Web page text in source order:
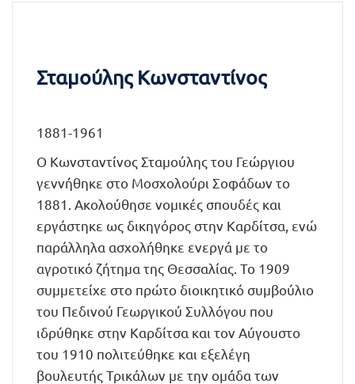
Σταμούλης Κωνσταντίνος
1881-1961
Ο Κωνσταντίνος Σταμούλης του Γεώργιου
γεννήθηκε στο Μοσχολούρι Σοφάδων το
1881. Ακολούθησε νομικές σπουδές και
εργάστηκε ως δικηγόρος στην Καρδίτσα, ενώ
παράλληλα ασχολήθηκε ενεργά με το
αγροτικό ζήτημα της Θεσσαλίας. Το 1909
συμμετείχε στο πρώτο διοικητικό συμβούλιο
του Πεδινού Γεωργικού Συλλόγου που
ιδρύθηκε στην Καρδίτσα και τον Αύγουστο
του 1910 πολιτεύθηκε και εξελέγη
βουλευτής Τρικάλων με την ομάδα των